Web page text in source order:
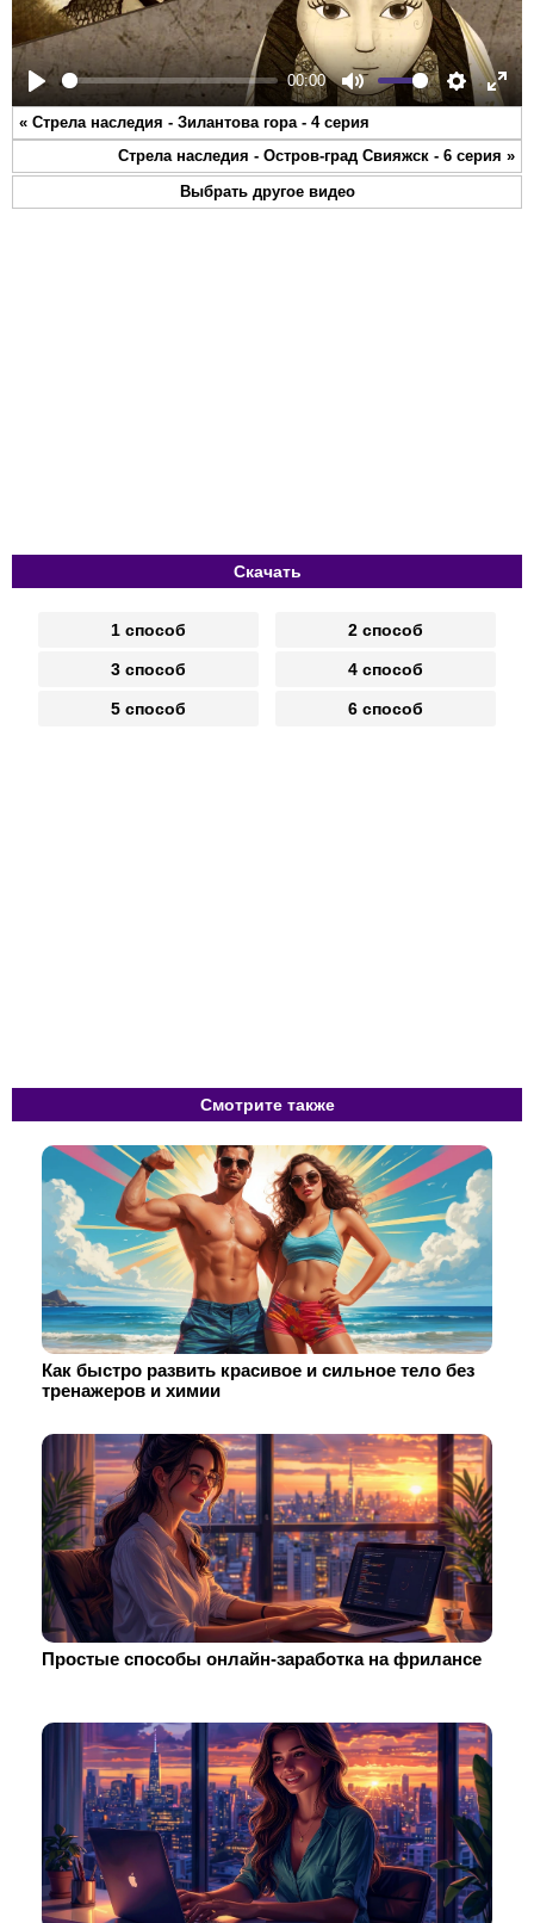
Play
00:00
Mute Settings
« Стрела наследия - Зилантова гора - 4 серия
Стрела наследия - Остров-град Свияжск - 6 серия »
Выбрать другое видео
Скачать
1 способ 2 способ
3 способ 4 способ
5 способ 6 способ
Смотрите также
Как быстро развить красивое и сильное тело без
тренажеров и химии
Простые способы онлайн-заработка на фрилансе